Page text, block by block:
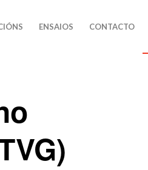
ENSAIOS CONTACTO